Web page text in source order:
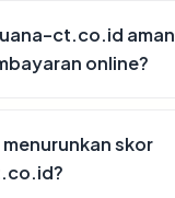
ct.co.id aman
online?
skor